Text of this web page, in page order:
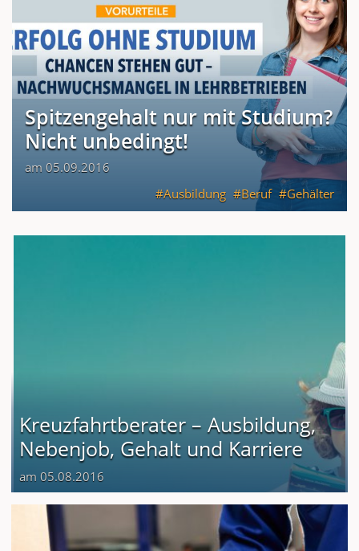
Spitzengehalt nur mit Studium?
Nicht unbedingt!
am 05.09.2016
Ausbildung
Beruf Gehälter
Kreuzfahrtberater – Ausbildung,
Nebenjob, Gehalt und Karriere
am 05.08.2016